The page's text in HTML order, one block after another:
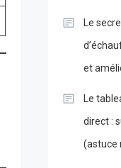
Le
et
Le
direct :
(astuce